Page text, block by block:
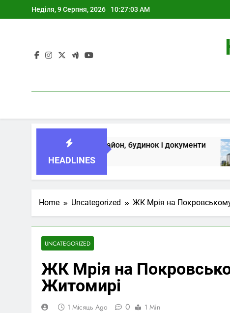
to
Неділя, 9 Серпня, 2026 10:27:04 AM
HEADLINES
перед купівлею: район, будинок і документи
Home Uncategorized ЖК Мрія на
UNCATEGORIZED
ЖК Мрія на
Житомирі
1 Місяць Ago 0 1 Min